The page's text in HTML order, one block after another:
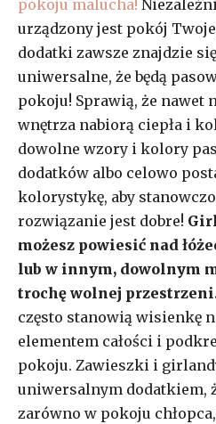
pokoju malucha!
urządzony jest pokój
dodatki zawsze znajdzie
uniwersalne, że będą
pokoju! Sprawią, że nawet
wnętrza nabiorą ciepła i
dowolne wzory i kolory
dodatków albo celowo
kolorystykę, aby
rozwiązanie jest dobre!
możesz powiesić nad
lub w innym, dowolnym
trochę wolnej
często stanowią wisienkę
elementem całości i
pokoju. Zawieszki i
uniwersalnym dodatkiem,
zarówno w pokoju